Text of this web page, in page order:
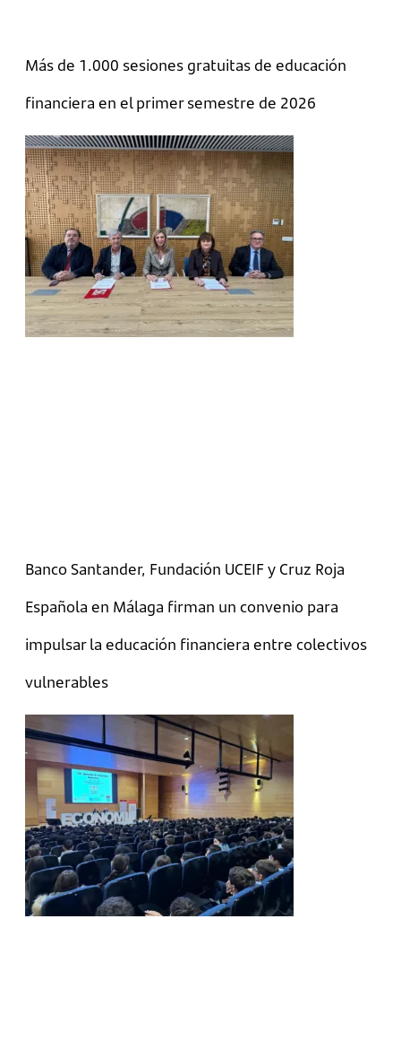
Más de 1.000 sesiones gratuitas de educación
financiera en el primer semestre de 2026
Banco Santander, Fundación UCEIF y Cruz Roja
Española en Málaga firman un convenio para
impulsar la educación financiera entre colectivos
vulnerables